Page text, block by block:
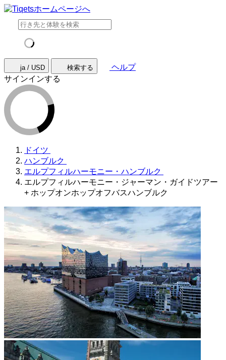
ja / USD 検索する
ヘルプ
サインインする
ドイツ
ハンブルク
エルプフィルハーモニー・ハンブルク
エルプフィルハーモニー・ジャーマン・ガイドツアー
+ ホップオンホップオフバスハンブルク